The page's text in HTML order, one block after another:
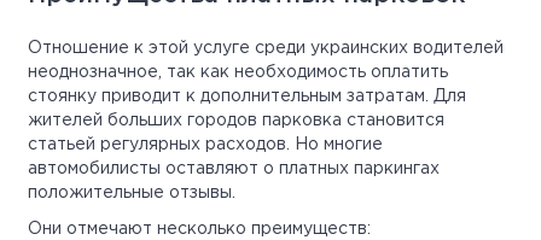
Отношение к этой услуге среди украинских водителей
неоднозначное, так как необходимость оплатить
стоянку приводит к дополнительным затратам. Для
жителей больших городов парковка становится
статьей регулярных расходов. Но многие
автомобилисты оставляют о платных паркингах
положительные отзывы.
Они отмечают несколько преимуществ: